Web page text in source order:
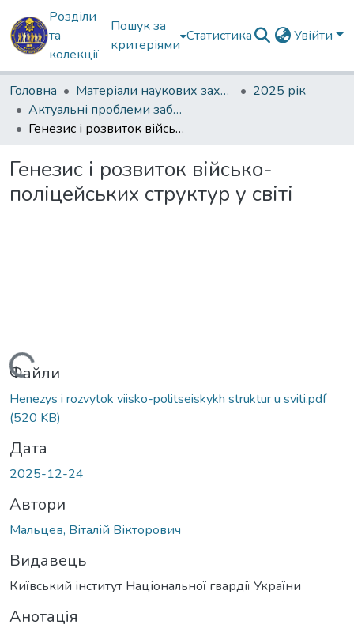
Розділи
та
колекції
Пошук за
критеріями
Статистика Увійти
Головна Матеріали наукових заходів
2025 рік
Актуальні проблеми забезпечення державної безпеки
Генезис і розвиток військо-поліцейських структур у світі
Генезис і розвиток військо-
поліцейських структур у світі
Вантажиться...
Файли
Henezys i rozvytok viisko-politseiskykh struktur u sviti.pdf
(520 KB)
Дата
2025-12-24
Автори
Мальцев, Віталій Вікторович
Видавець
Київський інститут Національної гвардії України
Анотація